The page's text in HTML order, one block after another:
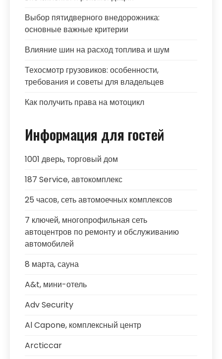
Выбор пятидверного внедорожника:
основные важные критерии
Влияние шин на расход топлива и шум
Техосмотр грузовиков: особенности,
требования и советы для владельцев
Как получить права на мотоцикл
Информация для гостей
1001 дверь, торговый дом
187 Service, автокомплекс
25 часов, сеть автомоечных комплексов
7 ключей, многопрофильная сеть
автоцентров по ремонту и обслуживанию
автомобилей
8 марта, сауна
A&t, мини-отель
Adv Security
Al Capone, комплексный центр
Arcticcar